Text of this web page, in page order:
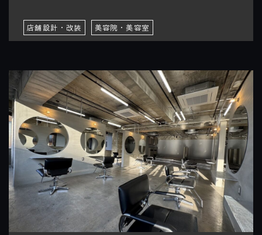
店舗設計・改装 美容院・美容室